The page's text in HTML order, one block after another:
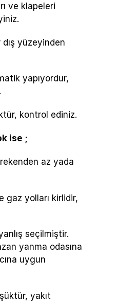
ve klapeleri
yüzeyinden
yapıyordur,
kontrol ediniz.
ise ;
az yada
gaz yolları kirlidir,
seçilmiştir.
yanma odasına
uygun
yakıt